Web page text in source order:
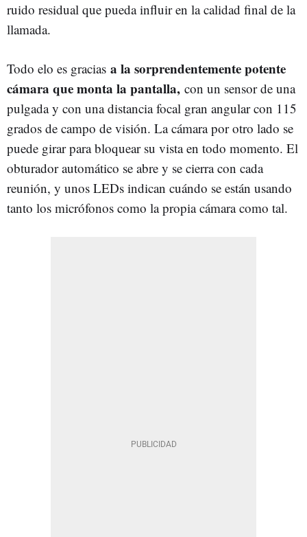
ruido residual que pueda influir en la calidad final de la
llamada.
Todo elo es gracias a la sorprendentemente potente
cámara que monta la pantalla, con un sensor de una
pulgada y con una distancia focal gran angular con 115
grados de campo de visión. La cámara por otro lado se
puede girar para bloquear su vista en todo momento. El
obturador automático se abre y se cierra con cada
reunión, y unos LEDs indican cuándo se están usando
tanto los micrófonos como la propia cámara como tal.